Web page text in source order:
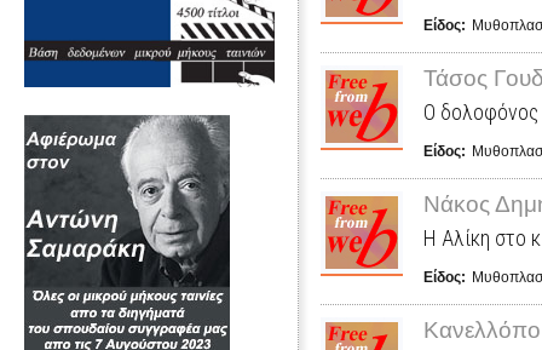
Είδος:
Τάσος
Ο
Είδος:
Νάκος
Η Αλίκη στο
Είδος: